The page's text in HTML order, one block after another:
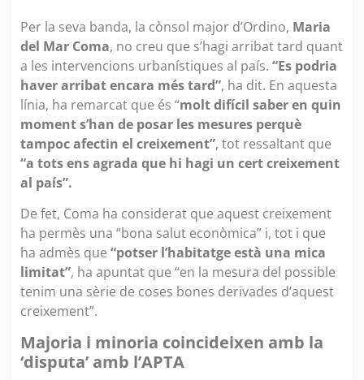
Per la seva banda, la cònsol major d’Ordino, Maria
del Mar Coma, no creu que s’hagi arribat tard quant
a les intervencions urbanístiques al país. “Es podria
haver arribat encara més tard”, ha dit. En aquesta
línia, ha remarcat que és “molt difícil saber en quin
moment s’han de posar les mesures perquè
tampoc afectin el creixement”, tot ressaltant que
“a tots ens agrada que hi hagi un cert creixement
al país”.
De fet, Coma ha considerat que aquest creixement
ha permès una “bona salut econòmica” i, tot i que
ha admès que “potser l’habitatge està una mica
limitat”, ha apuntat que “en la mesura del possible
tenim una sèrie de coses bones derivades d’aquest
creixement”.
Majoria i minoria coincideixen amb la
‘disputa’ amb l’APTA